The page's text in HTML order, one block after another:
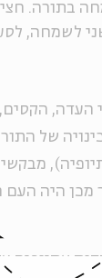
בתורה.
לשמחה,
העדה,
של
היה העם
אתיופיה